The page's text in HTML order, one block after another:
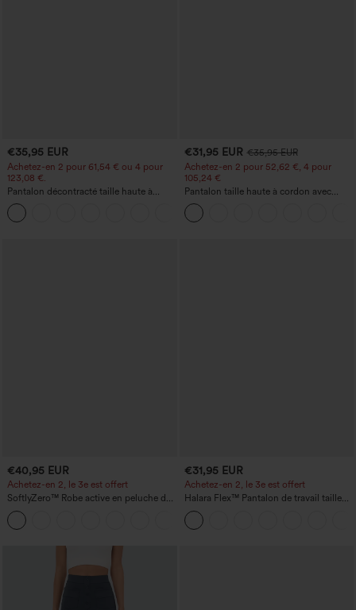
€35,95 EUR
Achetez-en 2 pour 61,54 € ou 4 pour
123,08 €.
Pantalon décontracté taille haute à
jambe droite, effet lin, avec poches
€31,95 EUR €35,95 EUR
Achetez-en 2 pour 52,62 €, 4 pour
105,24 €
Pantalon taille haute à cordon avec
poches, jambe large et coupe ample,
style décontracté, effet lin
€40,95 EUR
Achetez-en 2, le 3e est offert
SoftlyZero™ Robe active en peluche dos
nu — Édition Hyper Facile
€31,95 EUR
Achetez-en 2, le 3e est offert
Halara Flex™ Pantalon de travail taille
haute avec poche latérale arrière et
légère coupe évasée